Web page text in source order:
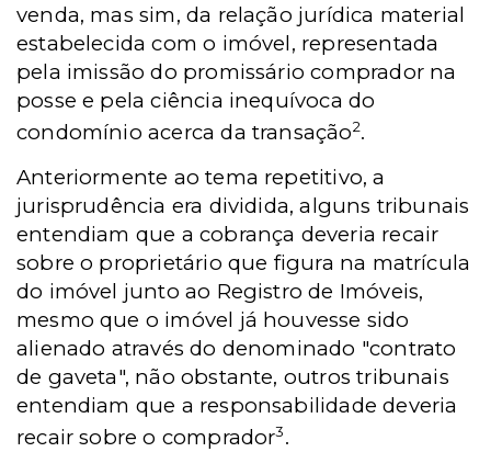
venda, mas sim, da relação jurídica material
estabelecida com o imóvel, representada
pela imissão do promissário comprador na
posse e pela ciência inequívoca do
condomínio acerca da transação2.
Anteriormente ao tema repetitivo, a
jurisprudência era dividida, alguns tribunais
entendiam que a cobrança deveria recair
sobre o proprietário que figura na matrícula
do imóvel junto ao Registro de Imóveis,
mesmo que o imóvel já houvesse sido
alienado através do denominado "contrato
de gaveta", não obstante, outros tribunais
entendiam que a responsabilidade deveria
recair sobre o comprador3.